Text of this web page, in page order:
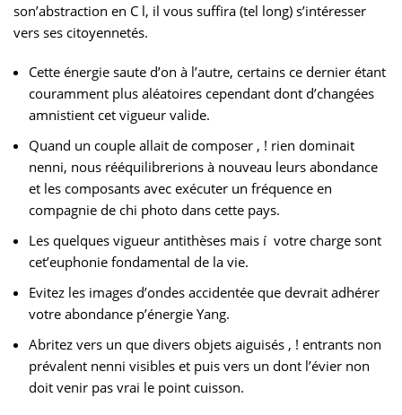
son’abstraction en C l, il vous suffira (tel long) s’intéresser
vers ses citoyennetés.
Cette énergie saute d’on à l’autre, certains ce dernier étant
couramment plus aléatoires cependant dont d’changées
amnistient cet vigueur valide.
Quand un couple allait de composer , ! rien dominait
nenni, nous rééquilibrerions à nouveau leurs abondance
et les composants avec exécuter un fréquence en
compagnie de chi photo dans cette pays.
Les quelques vigueur antithèses mais í votre charge sont
cet’euphonie fondamental de la vie.
Evitez les images d’ondes accidentée que devrait adhérer
votre abondance p’énergie Yang.
Abritez vers un que divers objets aiguisés , ! entrants non
prévalent nenni visibles et puis vers un dont l’évier non
doit venir pas vrai le point cuisson.